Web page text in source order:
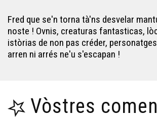
The Artist - Los secrets de Fred
Lo Martèth - Los Secrets de Fred
Fred que se'n torna tà'ns desvelar
noste ! Ovnis, creaturas fantasticas,
istòrias de non pas créder,
arren ni arrés ne'u s'escapan !
Vòstres